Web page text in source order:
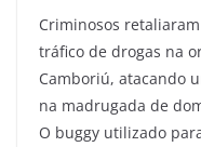
Criminosos
tráfico de drogas na
Camboriú, atacando
na madrugada de
O buggy utilizado